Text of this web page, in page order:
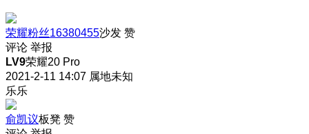
荣耀粉丝16380455沙发 赞
评论 举报
LV9荣耀20 Pro
2021-2-11 14:07 属地未知
乐乐
俞凯议板凳 赞